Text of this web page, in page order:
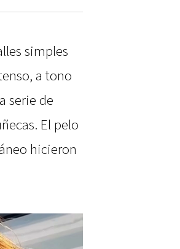
simples
a tono
serie de
El pelo
hicieron